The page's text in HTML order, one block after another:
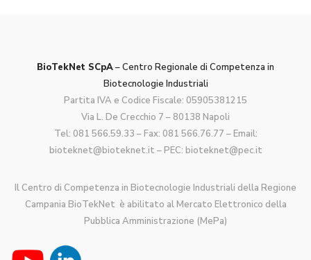
BioTekNet SCpA– Centro Regionale di Competenza in
Biotecnologie Industriali
Partita IVA e Codice Fiscale: 05905381215
Via L. De Crecchio 7 – 80138 Napoli
Tel: 081 566.59.33 – Fax: 081 566.76.77 – Email:
bioteknet@bioteknet.it – PEC: bioteknet@pec.it
Il Centro di Competenza in Biotecnologie Industriali della Regione
Campania BioTekNet è abilitato al Mercato Elettronico della
Pubblica Amministrazione (MePa)